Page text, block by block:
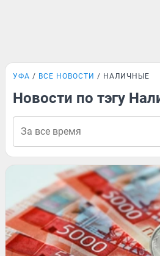
УФА ВСЕ НОВОСТИ НАЛИЧНЫЕ
Новости по тэгу